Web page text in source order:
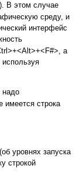
). В этом случае
среду, и
интерфейс
а
надо
имеется строка
уровнях запуска
строкой